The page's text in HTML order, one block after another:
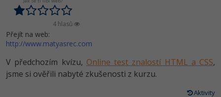
Copywriter
WordPress specialista
SEO specialista
Algoritmy
Umělá inteligence (AI)
Pro děti
Time management
Windows
Linux
Ostatní
Fórum
Příběhy absolventů
4 hlasů
Přejít na web:
http://www.matyasrec.com
V předchozím kvízu, Online test znalostí HTML a CSS,
jsme si ověřili nabyté zkušenosti z kurzu.
Aktivity